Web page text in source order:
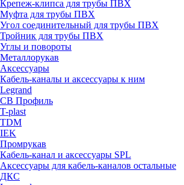
Крепеж-клипса для трубы ПВХ
Муфта для трубы ПВХ
Угол соединительный для трубы ПВХ
Тройник для трубы ПВХ
Углы и повороты
Металлорукав
Аксессуары
Кабель-каналы и аксессуары к ним
Legrand
СВ Профиль
T-plast
TDM
IEK
Промрукав
Кабель-канал и аксессуары SPL
Аксессуары для кабель-каналов остальные
ДКС